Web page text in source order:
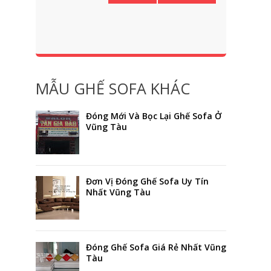
MẪU GHẾ SOFA KHÁC
Đóng Mới Và Bọc Lại Ghế Sofa Ở
Vũng Tàu
Đơn Vị Đóng Ghế Sofa Uy Tín
Nhất Vũng Tàu
Đóng Ghế Sofa Giá Rẻ Nhất Vũng
Tàu